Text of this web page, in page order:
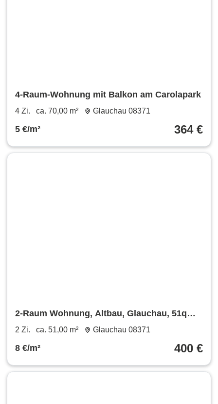
4-Raum-Wohnung mit Balkon am Carolapark
4 Zi. ca. 70,00 m² Glauchau 08371
5 €/m² 364 €
2-Raum Wohnung, Altbau, Glauchau, 51qm
neu saniert
2 Zi. ca. 51,00 m² Glauchau 08371
8 €/m² 400 €